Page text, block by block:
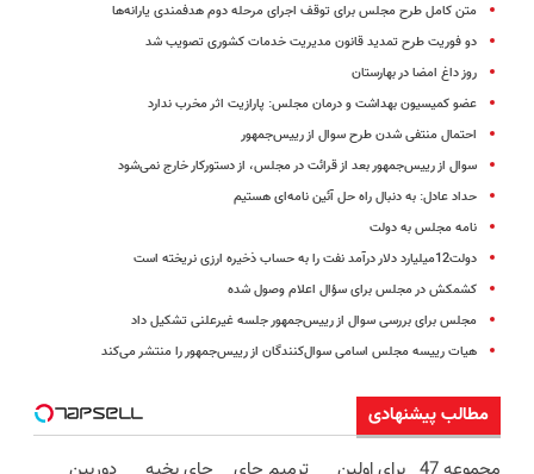
متن کامل طرح مجلس برای توقف اجرای مرحله دوم هدفمندی یارانه‌ها
دو فوریت طرح تمدید قانون مدیریت خدمات کشوری تصویب شد
روز داغ امضا در بهارستان
عضو کمیسیون بهداشت و درمان مجلس: پارازیت اثر مخرب ندارد
احتمال منتفی شدن طرح سوال از رییس‌جمهور
سوال از رییس‌جمهور بعد از قرائت در مجلس، از دستورکار خارج نمی‌شود
حداد عادل: به دنبال راه حل آئین نامه‌ای هستیم
نامه مجلس به دولت
دولت12میلیارد دلار درآمد نفت را به حساب ذخیره ارزی نریخته است
کشمکش در مجلس برای سؤال اعلام وصول شده
مجلس برای بررسی سوال از رییس‌جمهور جلسه غیرعلنی تشکیل داد
هیات رییسه مجلس اسامی سوال‌کنندگان از رییس‌جمهور را منتشر می‌کند
مطالب پیشنهادی